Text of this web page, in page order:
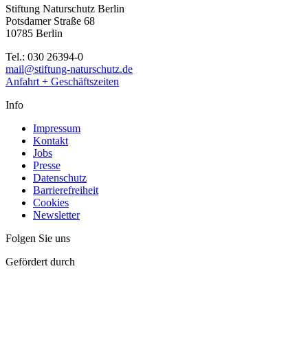
Stiftung Naturschutz Berlin
Potsdamer Straße 68
10785 Berlin
Tel.: 030 26394-0
mail@stiftung-naturschutz.de
Anfahrt + Geschäftszeiten
Info
Impressum
Kontakt
Jobs
Presse
Datenschutz
Barrierefreiheit
Cookies
Newsletter
Folgen Sie uns
Gefördert durch